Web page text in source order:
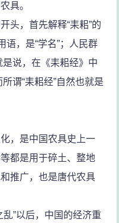
具。
，首先解释“耒耜”的
语，是“学名”；人民群
是说，在《耒耜经》中
所谓“耒耜经”自然也就是
，是中国农具史上一
都是用于碎土、整地
推广，也是唐代农具
”以后，中国的经济重